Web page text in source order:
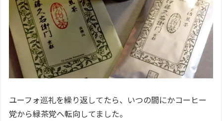
ユーフォ巡礼を繰り返してたら、いつの間にかコーヒー
党から緑茶党へ転向してました。